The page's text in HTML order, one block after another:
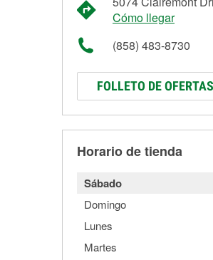
Cómo llegar
(858) 483-8730
FOLLETO DE OFERTAS
Horario de tienda
Sábado
Domingo
Lunes
Martes